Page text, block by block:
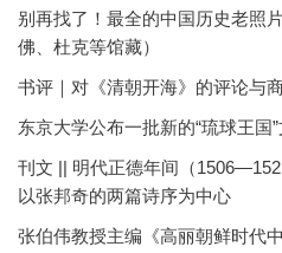
别再找了！最全的中国历史老照
佛、杜克等馆藏）
书评｜对《清朝开海》的评论与
东京大学公布一批新的“琉球王国
刊文 || 明代正德年间（
以张邦奇的两篇诗序为中心
张伯伟教授主编《高丽朝鲜时代